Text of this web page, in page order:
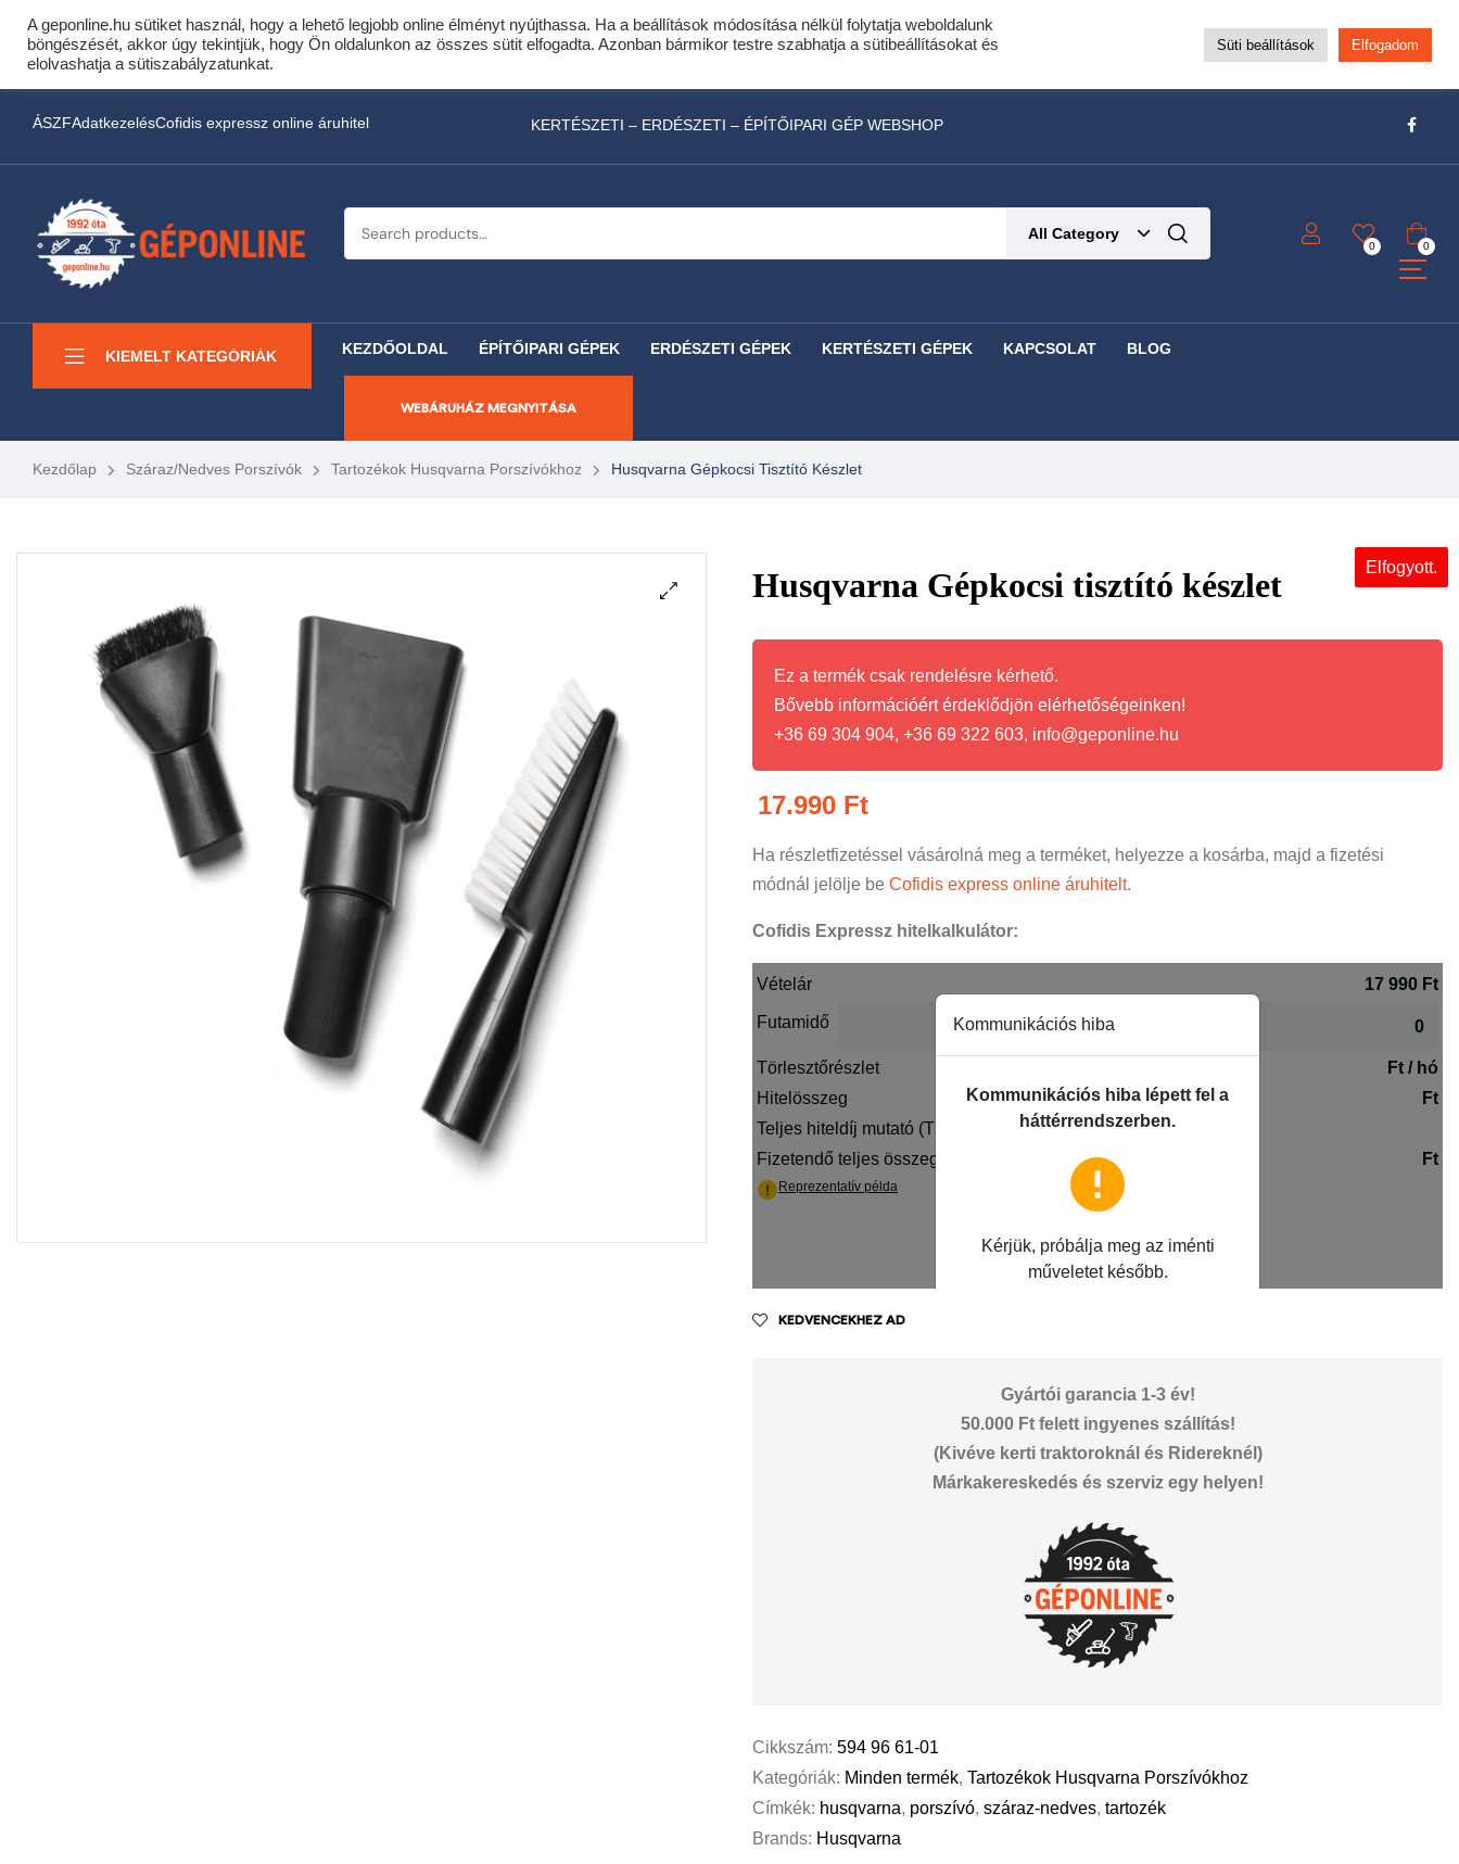
Cofidis expressz online áruhitel 0 % THM-el 10 hónapra!
Most minden akciós HQ láncfűrészhez ajándékba adunk egy fűrészláncot!
Részletek ide kattintva!
ÁSZFAdatkezelésCofidis expressz online áruhitel KERTÉSZETI – ERDÉSZETI – ÉPÍTŐIPARI GÉP WEBSHOP
All Category
0 0
KIEMELT KATEGÓRIÁK KEZDŐOLDAL ÉPÍTŐIPARI GÉPEK ERDÉSZETI GÉPEK KERTÉSZETI GÉPEK KAPCSOLAT BLOG
WEBÁRUHÁZ MEGNYITÁSA
Kezdőlap Száraz/nedves Porszívók Tartozékok Husqvarna Porszívókhoz Husqvarna Gépkocsi Tisztító Készlet
Elfogyott.
Husqvarna Gépkocsi tisztító készlet
Ez a termék csak rendelésre kérhető.
Bővebb információért érdeklődjön elérhetőségeinken!
+36 69 304 904, +36 69 322 603, info@geponline.hu
17.990 Ft
Ha részletfizetéssel vásárolná meg a terméket, helyezze a kosárba, majd a fizetési
módnál jelölje beCofidis express online áruhitelt.
Cofidis Expressz hitelkalkulátor:
KEDVENCEKHEZ AD
Gyártói garancia 1-3 év!
50.000 Ft felett ingyenes szállítás!
(Kivéve kerti traktoroknál és Ridereknél)
Márkakereskedés és szerviz egy helyen!
Cikkszám:594 96 61-01
Kategóriák: Minden termék,Tartozékok Husqvarna Porszívókhoz
Címkék: husqvarna, porszívó,száraz-nedves,tartozék
Brands: Husqvarna
A geponline.hu sütiket használ, hogy a lehető legjobb online élményt nyújthassa. Ha a beállítások módosítása nélkül folytatja weboldalunk
böngészését, akkor úgy tekintjük, hogy Ön oldalunkon az összes sütit elfogadta. Azonban bármikor testre szabhatja a sütibeállításokat és
elolvashatja a sütiszabályzatunkat.
Süti beállítások Elfogadom